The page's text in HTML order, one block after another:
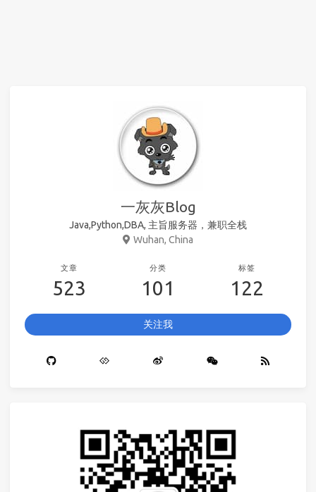
一灰灰Blog
Java,Python,DBA, 主旨服务器，兼职全栈
Wuhan, China
文章
523
分类
101
标签
122
关注我